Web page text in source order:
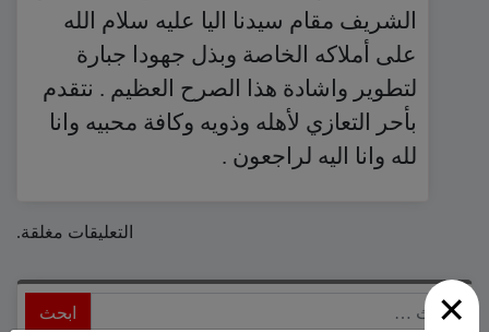
×
الشريف مقام سيدنا اليا عليه سلام الله
على أملاكه الخاصة وبذل جهودا جبارة
لتطوير واشادة هذا الصرح العظيم . نتقدم
بأحر التعازي لأهله وذويه وكافة محبيه وانا
لله وانا اليه لراجعون .
التعليقات مغلقة.